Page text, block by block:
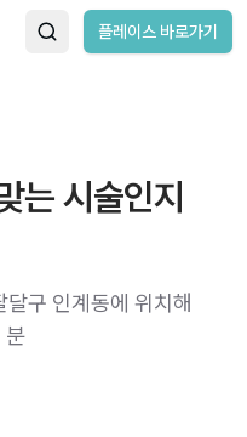
플레이스 바로가기
는 시술인지
구 인계동에 위치해
분